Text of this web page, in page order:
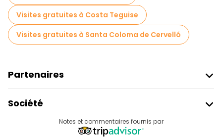
Visites gratuites à Costa Teguise
Visites gratuites à Santa Coloma de Cervelló
Partenaires
Connexion Du Fournisseur
Programme D’affiliation
Société
Notes et commentaires fournis par